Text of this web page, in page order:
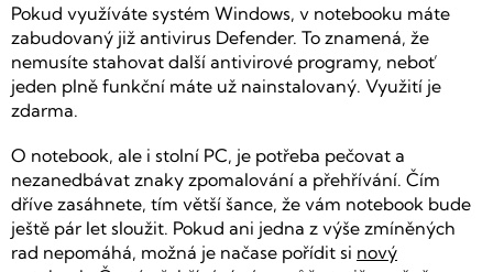
Pokud využíváte systém Windows, v notebooku máte
zabudovaný již antivirus Defender. To znamená, že
nemusíte stahovat další antivirové programy, neboť
jeden plně funkční máte už nainstalovaný. Využití je
zdarma.
O notebook, ale i stolní PC, je potřeba pečovat a
nezanedbávat znaky zpomalování a přehřívání. Čím
dříve zasáhnete, tím větší šance, že vám notebook bude
ještě pár let sloužit. Pokud ani jedna z výše zmíněných
rad nepomáhá, možná je načase pořídit si nový